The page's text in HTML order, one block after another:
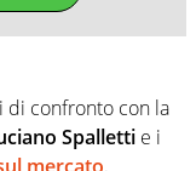
di confronto con la
Spalletti e i